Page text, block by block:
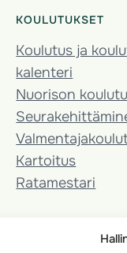
KOULUTUKSET
Koulutus ja
kalenteri
Nuorison
Kartoitus
Ratamestari